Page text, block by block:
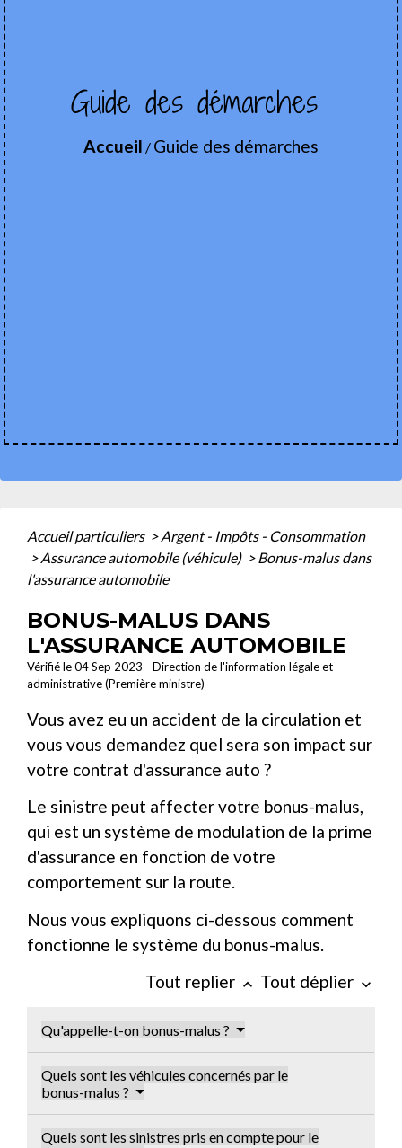
Guide des démarches
Accueil / Guide des démarches
Accueil particuliers > Argent - Impôts - Consommation
> Assurance automobile (véhicule) > Bonus-malus dans
l'assurance automobile
BONUS-MALUS DANS
L'ASSURANCE AUTOMOBILE
Vérifié le 04 Sep 2023 - Direction de l'information légale et
administrative (Première ministre)
Vous avez eu un accident de la circulation et
vous vous demandez quel sera son impact sur
votre contrat d'assurance auto ?
Le sinistre peut affecter votre bonus-malus,
qui est un système de modulation de la prime
d'assurance en fonction de votre
comportement sur la route.
Nous vous expliquons ci-dessous comment
fonctionne le système du bonus-malus.
Tout replier keyboard_arrow_up Tout déplier keyboard_arrow_down
Qu'appelle-t-on bonus-malus ?
Quels sont les véhicules concernés par le
bonus-malus ?
Quels sont les sinistres pris en compte pour le